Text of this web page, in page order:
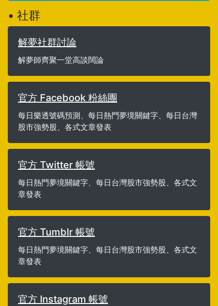
• 社群
解夢社群討論
解夢師齊聚一堂高談闊論
官方 Facebook 粉絲團
每日樂透號碼預測、每日熱門夢境關鍵字、每日台灣
股市強勢股、各式文章發表
官方 Twitter 帳號
每日熱門夢境關鍵字、每日台灣股市強勢股、各式文
章發表
官方 Tumblr 帳號
每日熱門夢境關鍵字、每日台灣股市強勢股、各式文
章發表
官方 Instagram 帳號